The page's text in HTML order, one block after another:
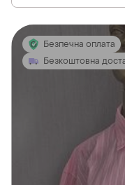
Безпечна оплата
Безкоштовна